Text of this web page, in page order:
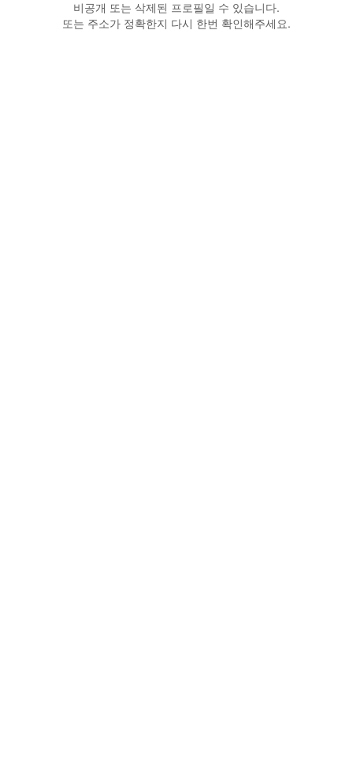
비공개 또는 삭제된 프로필일 수 있습니다.
또는 주소가 정확한지 다시 한번 확인해주세요.